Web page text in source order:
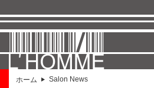
ホーム Salon News